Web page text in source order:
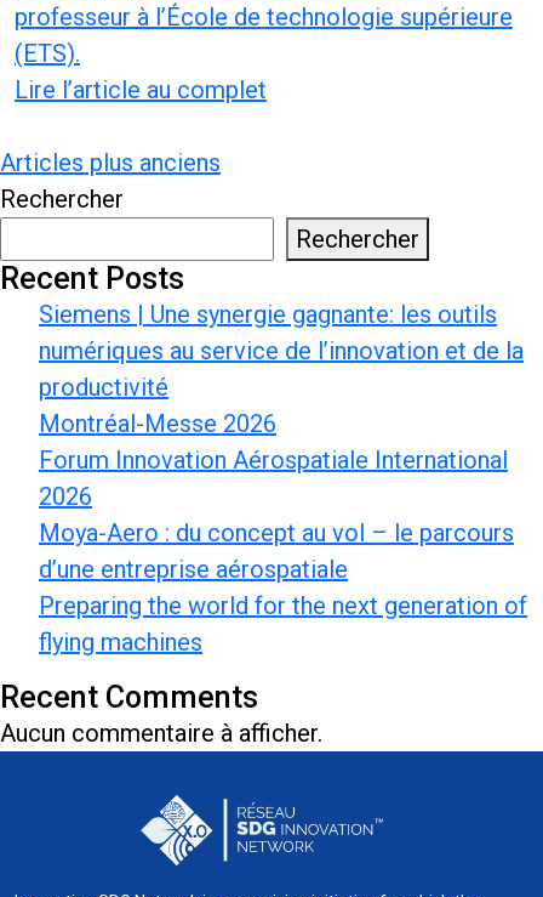
professeur à l’École de technologie supérieure
(ETS).
Lire l’article au complet
Navigation
des
articles
Articles plus anciens
Rechercher
Rechercher
Recent Posts
Siemens | Une synergie gagnante: les outils
numériques au service de l’innovation et de la
productivité
Montréal-Messe 2026
Forum Innovation Aérospatiale International
2026
Moya-Aero : du concept au vol – le parcours
d’une entreprise aérospatiale
Preparing the world for the next generation of
flying machines
Recent Comments
Aucun commentaire à afficher.